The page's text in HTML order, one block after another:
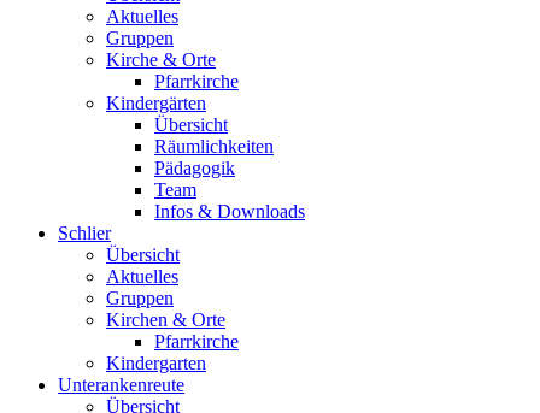
Aktuelles
Gruppen
Kirche & Orte
Pfarrkirche
Kindergärten
Übersicht
Räumlichkeiten
Pädagogik
Team
Infos & Downloads
Schlier
Übersicht
Aktuelles
Gruppen
Kirchen & Orte
Pfarrkirche
Kindergarten
Unterankenreute
Übersicht